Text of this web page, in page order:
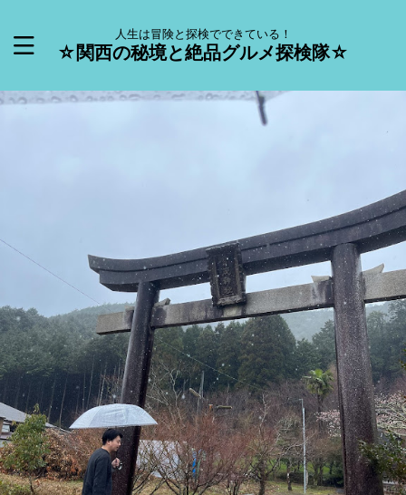
人生は冒険と探検でできている！
☆関西の秘境と絶品グルメ探検隊☆